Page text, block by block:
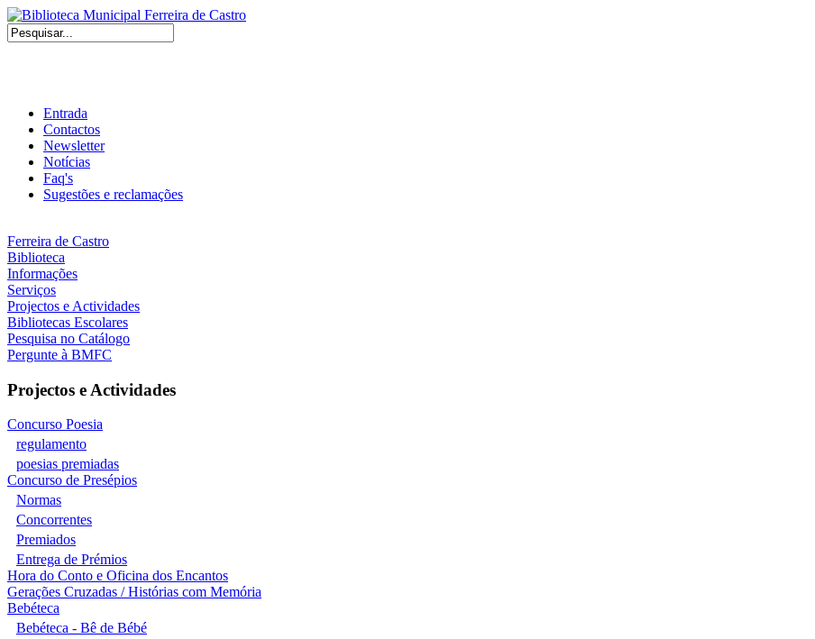
Entrada
Contactos
Newsletter
Notícias
Faq's
Sugestões e reclamações
Ferreira de Castro
Biblioteca
Informações
Serviços
Projectos e Actividades
Bibliotecas Escolares
Pesquisa no Catálogo
Pergunte à BMFC
Projectos e Actividades
Concurso Poesia
regulamento
poesias premiadas
Concurso de Presépios
Normas
Concorrentes
Premiados
Entrega de Prémios
Hora do Conto e Oficina dos Encantos
Gerações Cruzadas / Histórias com Memória
Bebéteca
Bebéteca - Bê de Bébé